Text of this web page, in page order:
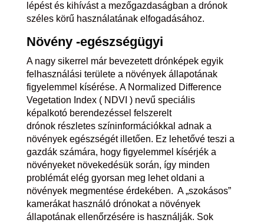
lépést és kihívást a mezőgazdaságban a drónok
széles körű használatának elfogadásához.
Növény -egészségügyi
A nagy sikerrel már bevezetett drónképek egyik
felhasználási területe a növények állapotának
figyelemmel kísérése. A Normalized Difference
Vegetation Index ( NDVI ) nevű speciális
képalkotó berendezéssel felszerelt
drónok részletes színinformációkkal adnak a
növények egészségét illetően. Ez lehetővé teszi a
gazdák számára, hogy figyelemmel kísérjék a
növényeket növekedésük során, így minden
problémát elég gyorsan meg lehet oldani a
növények megmentése érdekében. A „szokásos”
kamerákat használó drónokat a növények
állapotának ellenőrzésére is használják. Sok